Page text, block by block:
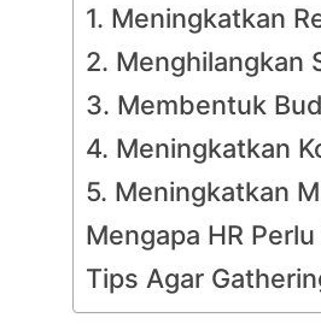
1. Meningkatkan
2. Menghilangkan
3. Membentuk
4. Meningkatkan
5. Meningkatkan
Mengapa HR
Tips Agar